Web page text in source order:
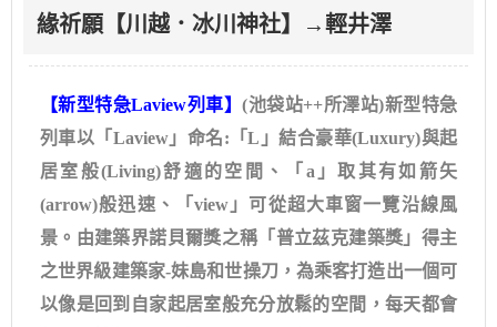
緣祈願【川越．冰川神社】→輕井澤
【新型特急Laview列車】(池袋站++所澤站)新型特急
列車以「Laview」命名:「L」結合豪華(Luxury)與起
居室般(Living)舒適的空間、「a」取其有如箭矢
(arrow)般迅速、「view」可從超大車窗一覽沿線風
景。由建築界諾貝爾獎之稱「普立茲克建築獎」得主
之世界級建築家-妹島和世操刀，為乘客打造出一個可
以像是回到自家起居室般充分放鬆的空間，每天都會